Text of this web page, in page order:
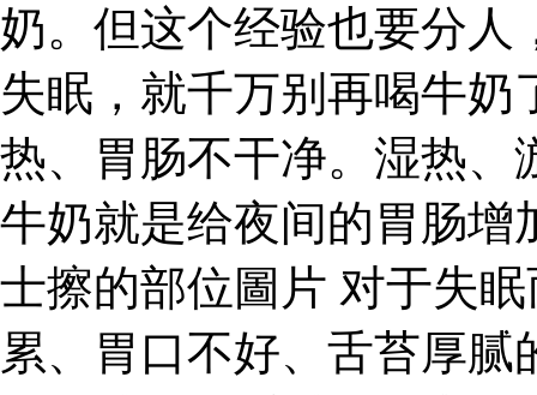
奶。但这个经验也要分人
失眠，就千万别再喝牛
热、胃肠不干净。湿热、
牛奶就是给夜间的胃肠增
士擦的部位圖片 对于失
累、胃口不好、舌苔厚